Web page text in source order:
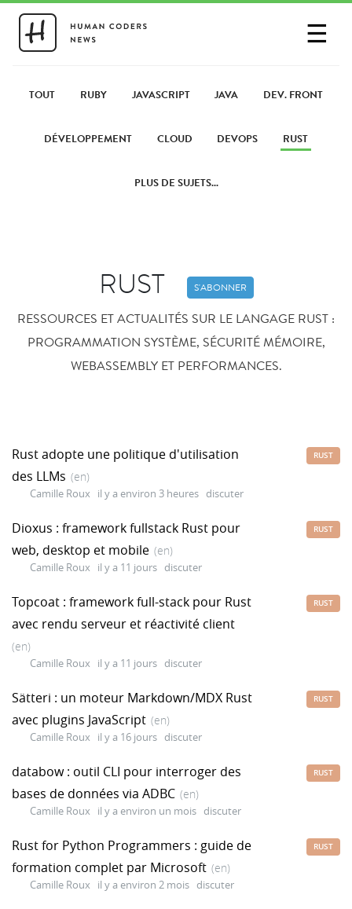
☰
PARTAGER UN LIEN
TOUT RUBY JAVASCRIPT JAVA DEV. FRONT
DÉVELOPPEMENT CLOUD DEVOPS RUST
PLUS DE SUJETS...
RUST S'ABONNER
RESSOURCES ET ACTUALITÉS SUR LE LANGAGE RUST :
PROGRAMMATION SYSTÈME, SÉCURITÉ MÉMOIRE,
WEBASSEMBLY ET PERFORMANCES.
Rust adopte une politique d'utilisation
des LLMs (en)
Camille Roux il y a environ 3 heures discuter
RUST
Dioxus : framework fullstack Rust pour
web, desktop et mobile (en)
Camille Roux il y a 11 jours discuter
RUST
Topcoat : framework full-stack pour Rust
avec rendu serveur et réactivité client
(en)
Camille Roux il y a 11 jours discuter
RUST
Sätteri : un moteur Markdown/MDX Rust
avec plugins JavaScript (en)
Camille Roux il y a 16 jours discuter
RUST
databow : outil CLI pour interroger des
bases de données via ADBC (en)
Camille Roux il y a environ un mois discuter
RUST
Rust for Python Programmers : guide de
formation complet par Microsoft (en)
Camille Roux il y a environ 2 mois discuter
RUST